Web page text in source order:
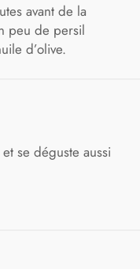
avant de la
peu de persil
d’olive.
se déguste aussi